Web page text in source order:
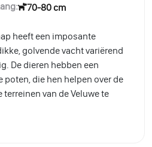
70-80 cm
heeft een imposante
golvende vacht variërend
De dieren hebben een
poten, die hen helpen over de
van de Veluwe te